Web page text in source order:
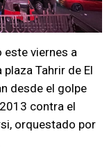
este viernes a
Tahrir de El
desde el golpe
contra el
orquestado por